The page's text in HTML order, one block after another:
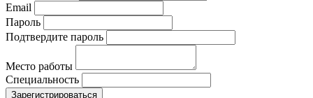
Email
Пароль
Подтвердите пароль
Место работы
Специальность